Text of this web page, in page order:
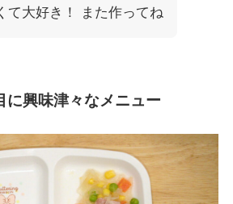
て大好き！ また作ってね
に興味津々なメニュー